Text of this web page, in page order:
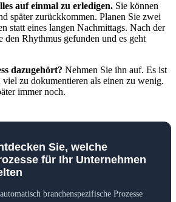
auf einmal zu erledigen. Sie können
später zurückkommen. Planen Sie zwei
statt eines langen Nachmittags. Nach der
den Rhythmus gefunden und es geht
dazugehört? Nehmen Sie ihn auf. Es ist
viel zu dokumentieren als einen zu wenig.
immer noch.
Sie, welche
für Ihr Unternehmen
branchenspezifische Prozesse